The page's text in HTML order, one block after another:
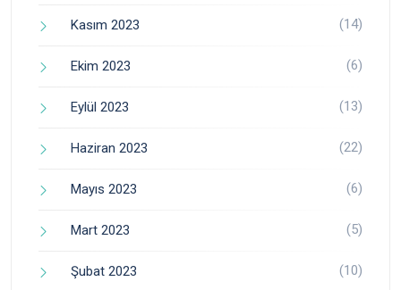
Kasım 2023 (14)
Ekim 2023 (6)
Eylül 2023 (13)
Haziran 2023 (22)
Mayıs 2023 (6)
Mart 2023 (5)
Şubat 2023 (10)